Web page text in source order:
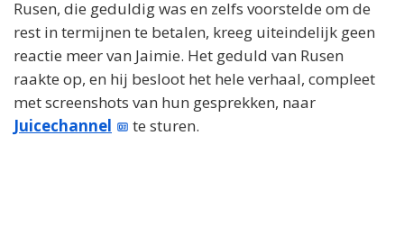
Rusen, die geduldig was en zelfs voorstelde om de
rest in termijnen te betalen, kreeg uiteindelijk geen
reactie meer van Jaimie. Het geduld van Rusen
raakte op, en hij besloot het hele verhaal, compleet
met screenshots van hun gesprekken, naar
Juicechannel
te sturen.